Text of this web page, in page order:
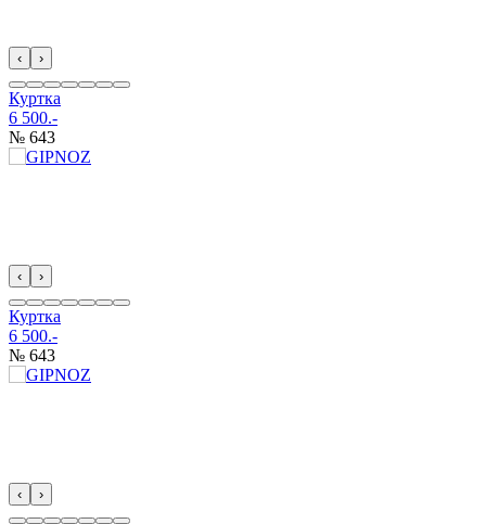
‹ ›
Куртка
6 500.-
№ 643
‹ ›
Куртка
6 500.-
№ 643
‹ ›